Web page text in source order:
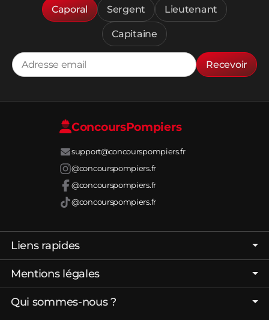
Caporal Sergent Lieutenant
Capitaine
Recevoir
ConcoursPompiers
support@concourspompiers.fr
@concourspompiers.fr
@concourspompiers.fr
@concourspompiers.fr
Liens rapides
Page d'accueil
Forum
Réussir son Concours Pompiers
Mentions légales
C.G.V. - C.G.U.
Qui sommes-nous ?